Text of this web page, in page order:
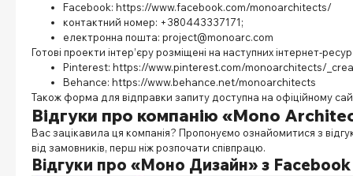
Facebook: https://www.facebook.com/monoarchitects/
контактний номер: +380443337171;
електронна пошта: project@monoarc.com
Готові проекти інтер’єру розміщені на наступних інтернет-
Pinterest: https://www.pinterest.com/monoarchitects/
Behance: https://www.behance.net/monoarchitects
Також форма для відправки запиту доступна на офіційному
Відгуки про компанію «Mono
Вас зацікавила ця компанія? Пропонуємо ознайомитися з
від замовників, перш ніж розпочати співпрацю.
Відгуки про «Моно Дизайн» з Facebook